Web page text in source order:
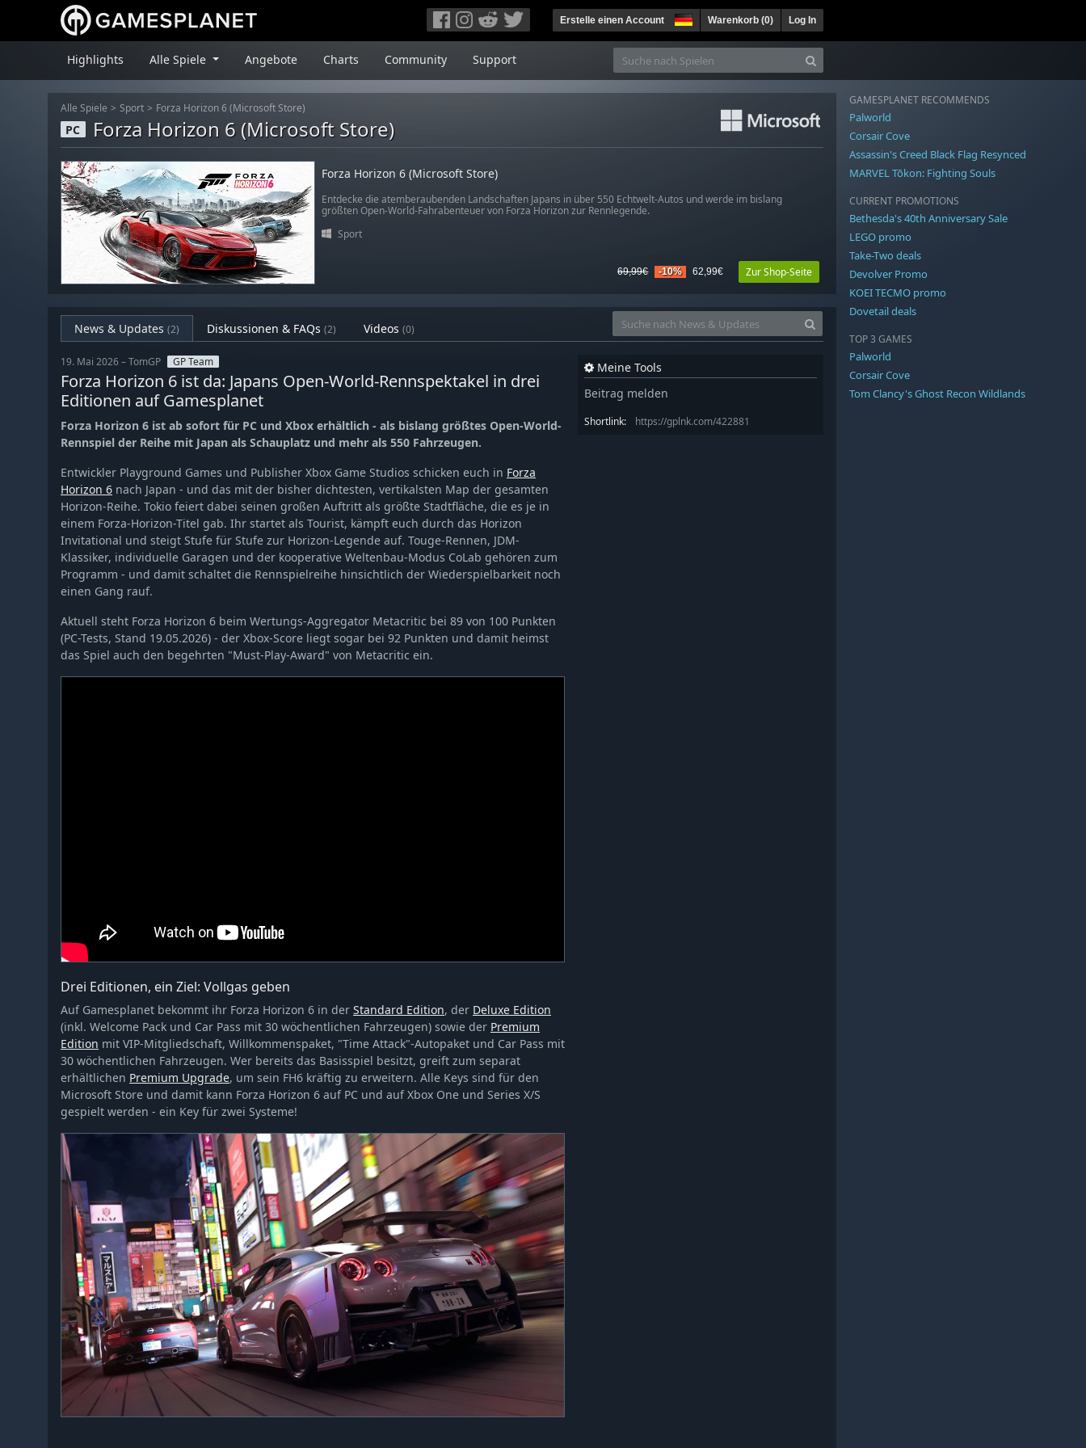
Erstelle einen Account Warenkorb (0) Log In
Highlights Alle Spiele Angebote Charts Community Support
Alle Spiele Sport Forza Horizon 6 (Microsoft Store)
PC Forza Horizon 6 (Microsoft Store)
Forza Horizon 6 (Microsoft Store)
Entdecke die atemberaubenden Landschaften Japans in über 550 Echtwelt-Autos und werde im bislang
größten Open-World-Fahrabenteuer von Forza Horizon zur Rennlegende.
Sport
69,99€ -10% 62,99€ Zur Shop-Seite
News & Updates (2) Diskussionen & FAQs (2) Videos (0)
19. Mai 2026 – TomGP GP Team
Forza Horizon 6 ist da: Japans Open-World-Rennspektakel in drei
Editionen auf Gamesplanet
Forza Horizon 6 ist ab sofort für PC und Xbox erhältlich - als bislang größtes Open-World-
Rennspiel der Reihe mit Japan als Schauplatz und mehr als 550 Fahrzeugen.
Entwickler Playground Games und Publisher Xbox Game Studios schicken euch in Forza
Horizon 6 nach Japan - und das mit der bisher dichtesten, vertikalsten Map der gesamten
Horizon-Reihe. Tokio feiert dabei seinen großen Auftritt als größte Stadtfläche, die es je in
einem Forza-Horizon-Titel gab. Ihr startet als Tourist, kämpft euch durch das Horizon
Invitational und steigt Stufe für Stufe zur Horizon-Legende auf. Touge-Rennen, JDM-
Klassiker, individuelle Garagen und der kooperative Weltenbau-Modus CoLab gehören zum
Programm - und damit schaltet die Rennspielreihe hinsichtlich der Wiederspielbarkeit noch
einen Gang rauf.
Aktuell steht Forza Horizon 6 beim Wertungs-Aggregator Metacritic bei 89 von 100 Punkten
(PC-Tests, Stand 19.05.2026) - der Xbox-Score liegt sogar bei 92 Punkten und damit heimst
das Spiel auch den begehrten "Must-Play-Award" von Metacritic ein.
Drei Editionen, ein Ziel: Vollgas geben
Auf Gamesplanet bekommt ihr Forza Horizon 6 in der Standard Edition, der Deluxe Edition
(inkl. Welcome Pack und Car Pass mit 30 wöchentlichen Fahrzeugen) sowie der Premium
Edition mit VIP-Mitgliedschaft, Willkommenspaket, "Time Attack"-Autopaket und Car Pass mit
30 wöchentlichen Fahrzeugen. Wer bereits das Basisspiel besitzt, greift zum separat
erhältlichen Premium Upgrade, um sein FH6 kräftig zu erweitern. Alle Keys sind für den
Microsoft Store und damit kann Forza Horizon 6 auf PC und auf Xbox One und Series X/S
gespielt werden - ein Key für zwei Systeme!
Meine Tools
Beitrag melden
Shortlink: https://gplnk.com/422881
GAMESPLANET RECOMMENDS
Palworld
Corsair Cove
Assassin's Creed Black Flag Resynced
MARVEL Tōkon: Fighting Souls
CURRENT PROMOTIONS
Bethesda's 40th Anniversary Sale
LEGO promo
Take-Two deals
Devolver Promo
KOEI TECMO promo
Dovetail deals
TOP 3 GAMES
Palworld
Corsair Cove
Tom Clancy's Ghost Recon Wildlands